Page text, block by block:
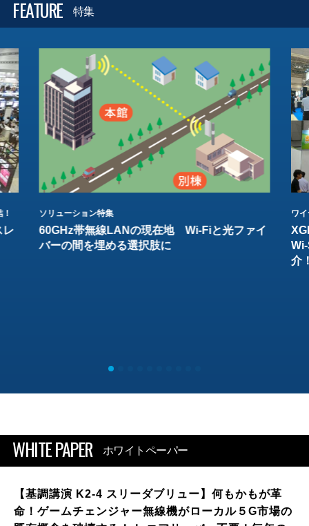
FEATURE 特集
レ
ソリューション特集
60GHz帯無線LANの現在地 Wi-Fiと光ファイ
バーの間を埋める選択肢に
ワ
介
WHITE PAPER ホワイトペーパー
【基調講演 K2-4 スリーダブリュー】何もかもが革
命！ゲームチェンジャー無線機がローカル５G市場の